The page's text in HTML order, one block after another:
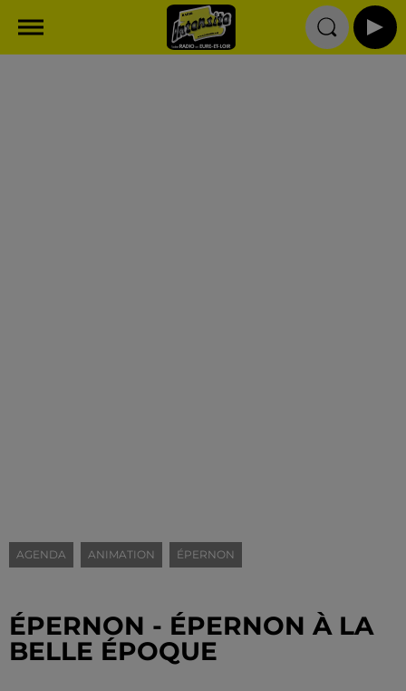
AGENDA ANIMATION ÉPERNON
ÉPERNON - ÉPERNON À LA
BELLE ÉPOQUE